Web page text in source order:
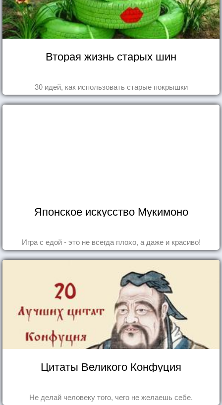
Вторая жизнь старых шин
30 идей, как использовать старые покрышки
Японское искусство Мукимоно
Игра с едой - это не всегда плохо, а даже и красиво!
Цитаты Великого Конфуция
Не делай человеку того, чего не желаешь себе.